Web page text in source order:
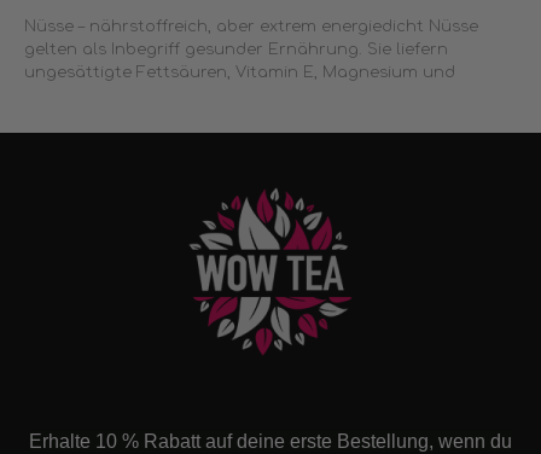
Nüsse – nährstoffreich, aber extrem energiedicht Nüsse
gelten als Inbegriff gesunder Ernährung. Sie liefern
ungesättigte Fettsäuren, Vitamin E, Magnesium und
Erhalte 10 % Rabatt auf deine erste Bestellung, wenn du